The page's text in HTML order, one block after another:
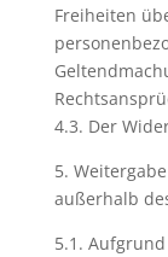
Freiheiten
4.3. Der
5.
außerhalb
5.1.